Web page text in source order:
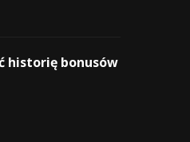
historię bonusów